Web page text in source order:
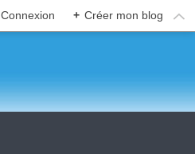
Connexion + Créer mon blog